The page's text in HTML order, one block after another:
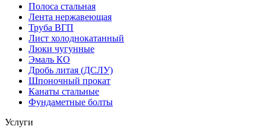
Полоса стальная
Лента нержавеющая
Труба ВГП
Лист холоднокатанный
Люки чугунные
Эмаль КО
Дробь литая (ДСЛУ)
Шпоночный прокат
Канаты стальные
Фундаметные болты
Услуги